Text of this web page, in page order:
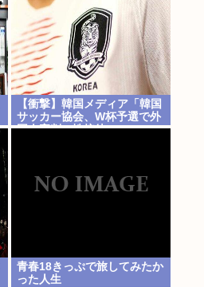
【衝撃】韓国メディア「韓国
サッカー協会、W杯予選で外
国人審判に性接待」
青春18きっぷで旅してみたか
った人生